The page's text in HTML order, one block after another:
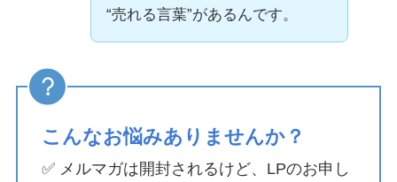
“売れる言葉”があるんです。
こんなお悩みありませんか？
✅ メルマガは開封されるけど、LPのお申し